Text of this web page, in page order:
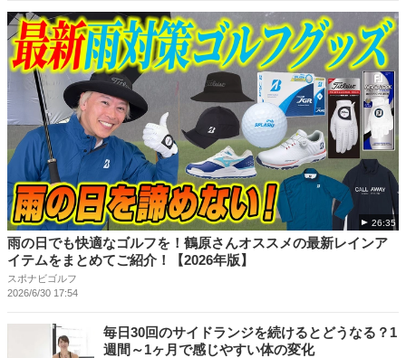
26:35
雨の日でも快適なゴルフを！鶴原さんオススメの最新レインア
イテムをまとめてご紹介！【2026年版】
スポナビゴルフ
2026/6/30 17:54
毎日30回のサイドランジを続けるとどうなる？1
週間～1ヶ月で感じやすい体の変化